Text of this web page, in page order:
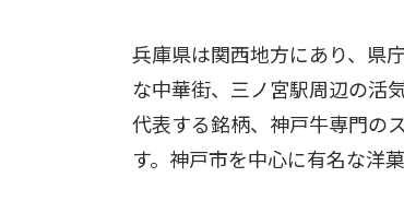
兵庫県は関西地方にあり、県
な中華街、三ノ宮駅周辺の活
代表する銘柄、神戸牛専門の
す。神戸市を中心に有名な洋